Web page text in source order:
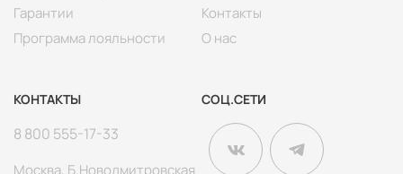
Гарантии
Программа лояльности
Контакты
О нас
КОНТАКТЫ
8 800 555-17-33
Москва, Б.Новодмитровская
СОЦ.СЕТИ